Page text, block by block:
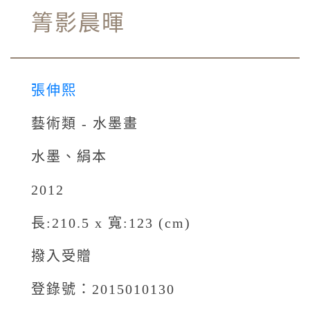
箐影晨暉
張伸熙
藝術類 - 水墨畫
水墨、絹本
2012
長:210.5 x 寬:123 (cm)
撥入受贈
登錄號：2015010130